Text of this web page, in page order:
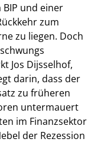
BIP und einer
zum
zu liegen. Doch
Jos Dijsselhof,
darin, dass der
zu früheren
untermauert
im Finanzsektor
der Rezession